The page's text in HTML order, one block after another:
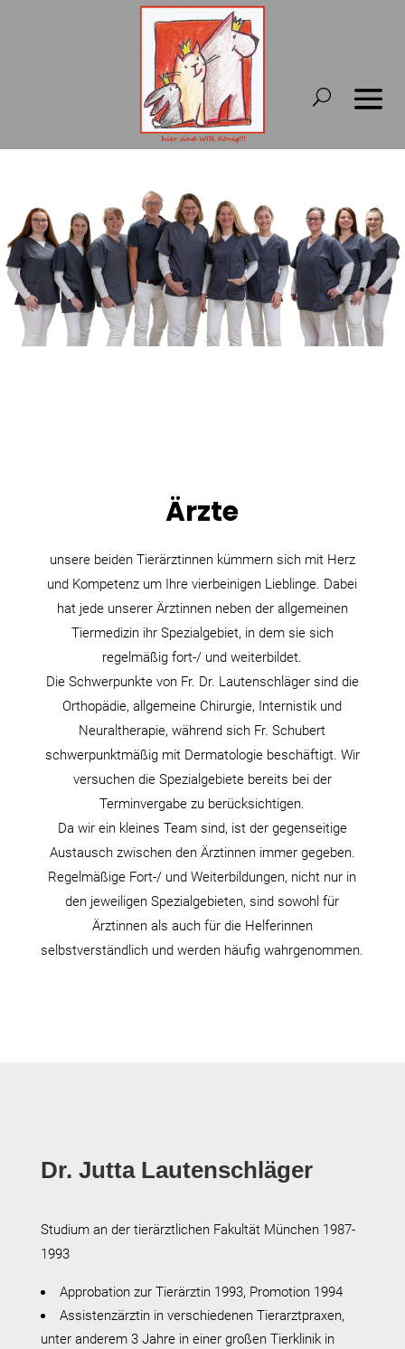
Ärzte
unsere beiden Tierärztinnen kümmern sich mit Herz
und Kompetenz um Ihre vierbeinigen Lieblinge. Dabei
hat jede unserer Ärztinnen neben der allgemeinen
Tiermedizin ihr Spezialgebiet, in dem sie sich
regelmäßig fort-/ und weiterbildet.
Die Schwerpunkte von Fr. Dr. Lautenschläger sind die
Orthopädie, allgemeine Chirurgie, Internistik und
Neuraltherapie, während sich Fr. Schubert
schwerpunktmäßig mit Dermatologie beschäftigt. Wir
versuchen die Spezialgebiete bereits bei der
Terminvergabe zu berücksichtigen.
Da wir ein kleines Team sind, ist der gegenseitige
Austausch zwischen den Ärztinnen immer gegeben.
Regelmäßige Fort-/ und Weiterbildungen, nicht nur in
den jeweiligen Spezialgebieten, sind sowohl für
Ärztinnen als auch für die Helferinnen
selbstverständlich und werden häufig wahrgenommen.
Dr. Jutta Lautenschläger
Studium an der tierärztlichen Fakultät München 1987-
1993
Approbation zur Tierärztin 1993, Promotion 1994
Assistenzärztin in verschiedenen Tierarztpraxen,
unter anderem 3 Jahre in einer großen Tierklinik in